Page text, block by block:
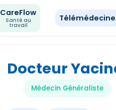
CareFlow
Santé au
travail
Docteur
Médecin Généraliste